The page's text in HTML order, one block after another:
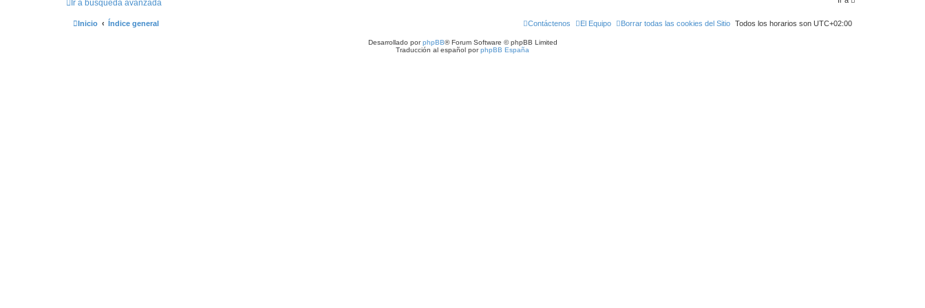
Ir a búsqueda avanzada
Inicio Índice general Todos los horarios son UTC+02:00
Borrar todas las cookies del Sitio
El Equipo
Contáctenos
Desarrollado porphpBB® Forum Software © phpBB Limited
Traducción al español porphpBB España